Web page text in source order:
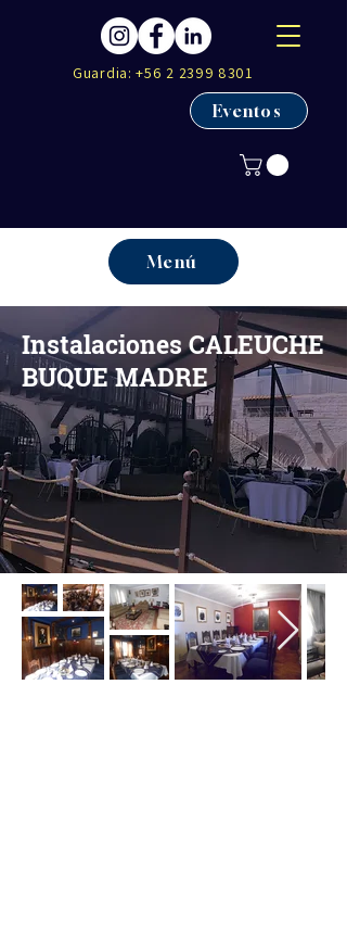
Guardia:+56 2 2399 8301
Eventos
Menú
Instalaciones CALEUCHE
BUQUE MADRE